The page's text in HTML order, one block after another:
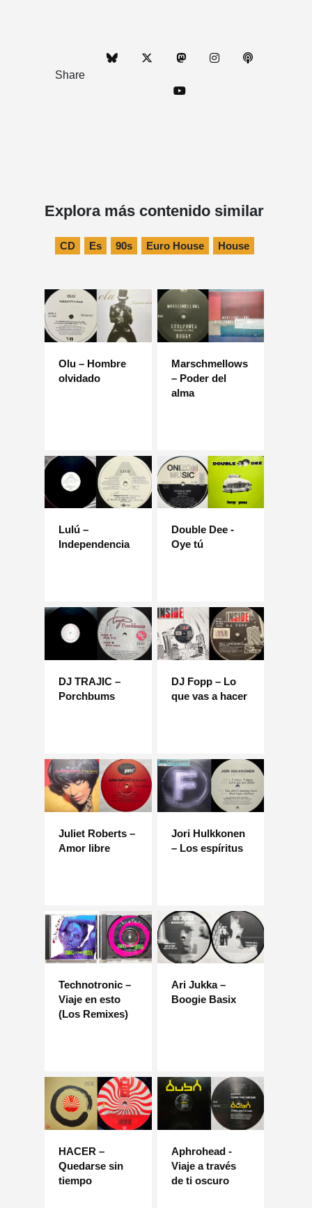
Share
Explora más contenido similar
CD Es 90s Euro House House
Olu – Hombre
olvidado
Marschmellows
– Poder del
alma
Lulú –
Independencia
Double Dee -
Oye tú
DJ TRAJIC –
Porchbums
DJ Fopp – Lo
que vas a hacer
Juliet Roberts –
Amor libre
Jori Hulkkonen
– Los espíritus
Technotronic –
Viaje en esto
(Los Remixes)
Ari Jukka –
Boogie Basix
HACER –
Quedarse sin
tiempo
Aphrohead -
Viaje a través
de ti oscuro